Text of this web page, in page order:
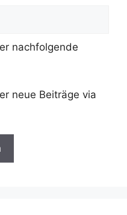
nachfolgende
neue Beiträge via